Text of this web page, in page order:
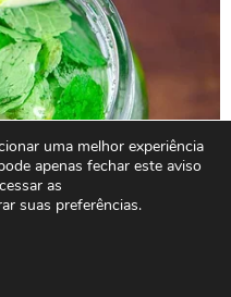
uma melhor experiência
apenas fechar este aviso
as
suas preferências.